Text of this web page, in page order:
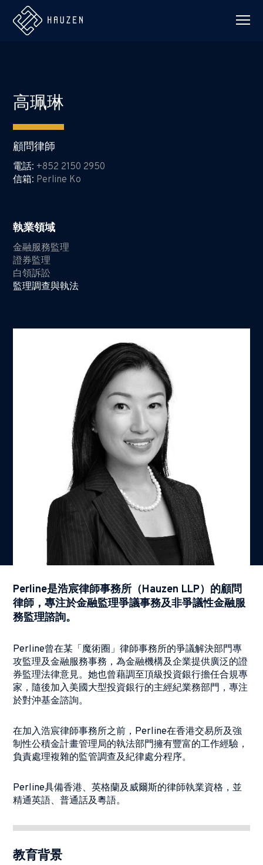
高珮琳
顧問律師
電話: +852 2150 2950
信箱: Perline Ko
執業領域
金融服務監理
證券監理
白領訴訟
監理調查與執法
Perline是浩宸律師事務所（Hauzen LLP）的顧問
律師，專注於金融監理爭議事務及非爭議性金融服
務監理諮詢。
Perline曾在某「魔術圈」律師事務所的爭議解決部門專
攻監理及金融服務事務，為金融機構及企業提供廣泛的證
券監理法律意見。她也曾藉調至頂級投資銀行擔任合規專
家，隨後加入美國大型投資銀行的主經紀業務部門，專注
於對沖基金諮詢。
在加入浩宸律師事務所之前，Perline在香港交易所及強
制性公積金計畫管理局的執法部門擁有豐富的工作經驗，
負責處理複雜的監管調查及紀律處分程序。
Perline具備香港、英格蘭及威爾斯的律師執業資格，並
精通英語、普通話及粵語。
教育背景